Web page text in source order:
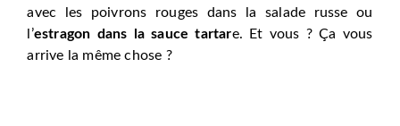
avec les poivrons rouges dans la salade russe ou
l’estragon dans la sauce tartare. Et vous ? Ça vous
arrive la même chose ?